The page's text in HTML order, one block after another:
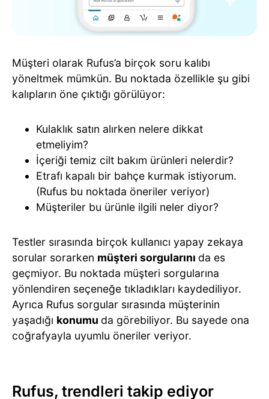
Müşteri olarak Rufus’a birçok soru kalıbı
yöneltmek mümkün. Bu noktada özellikle şu gibi
kalıpların öne çıktığı görülüyor:
Kulaklık satın alırken nelere dikkat
etmeliyim?
İçeriği temiz cilt bakım ürünleri nelerdir?
Etrafı kapalı bir bahçe kurmak istiyorum.
(Rufus bu noktada öneriler veriyor)
Müşteriler bu ürünle ilgili neler diyor?
Testler sırasında birçok kullanıcı yapay zekaya
sorular sorarken müşteri sorgularını da es
geçmiyor. Bu noktada müşteri sorgularına
yönlendiren seçeneğe tıkladıkları kaydediliyor.
Ayrıca Rufus sorgular sırasında müşterinin
yaşadığı konumu da görebiliyor. Bu sayede ona
coğrafyayla uyumlu öneriler veriyor.
Rufus, trendleri takip ediyor